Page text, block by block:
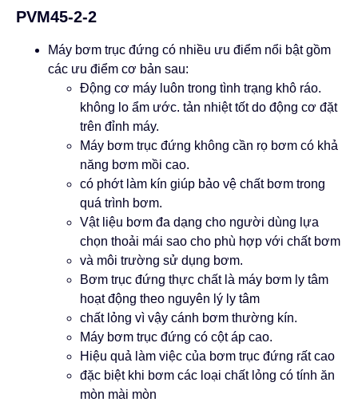
PVM45-2-2
Máy bơm trục đứng có nhiều ưu điểm nổi bật gồm
các ưu điểm cơ bản sau:
Động cơ máy luôn trong tình trạng khô ráo.
không lo ẩm ước. tản nhiệt tốt do động cơ đặt
trên đỉnh máy.
Máy bơm trục đứng không cần rọ bơm có khả
năng bơm mồi cao.
có phớt làm kín giúp bảo vệ chất bơm trong
quá trình bơm.
Vật liệu bơm đa dạng cho người dùng lựa
chọn thoải mái sao cho phù hợp với chất bơm
và môi trường sử dụng bơm.
Bơm trục đứng thực chất là máy bơm ly tâm
hoạt động theo nguyên lý ly tâm
chất lỏng vì vậy cánh bơm thường kín.
Máy bơm trục đứng có cột áp cao.
Hiệu quả làm việc của bơm trục đứng rất cao
đặc biệt khi bơm các loại chất lỏng có tính ăn
mòn mài mòn